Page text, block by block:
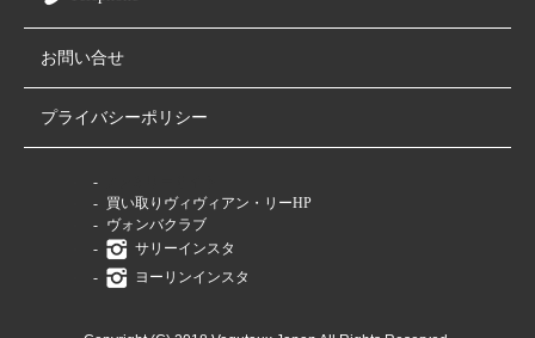
お問い合せ
プライバシーポリシー
買い取りヴィヴィアン・リーHP
ヴォンバクラブ
サリーインスタ
ヨーリンインスタ